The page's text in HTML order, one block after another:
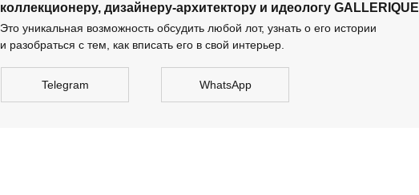
Telegram WhatsApp
Это уникальная возможность обсудить любой лот, узнать о его истории
и разобраться с тем, как вписать его в свой интерьер.
коллекционеру, дизайнеру-архитектору и идеологу GALLERIQUE